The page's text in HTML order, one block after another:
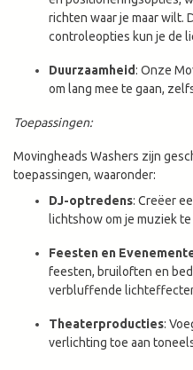
richten waar je maar wilt.
controleopties kun je de
Duurzaamheid: Onze
om lang mee te gaan,
Toepassingen:
Movingheads Washers zijn
toepassingen, waaronder:
DJ-optredens: Creëer
lichtshow om je muziek
Feesten en
feesten, bruiloften en
verbluffende
Theaterproducties:
verlichting toe aan